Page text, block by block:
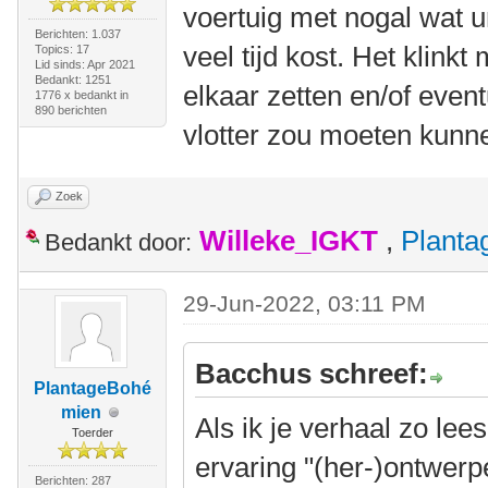
Berichten: 1.037
Topics: 17
Lid sinds: Apr 2021
Bedankt: 1251
1776 x bedankt in
890 berichten
voertuig met nogal wat
veel tijd kost. Het klinkt
elkaar zetten en/of
vlotter zou moeten
Zoek
Bedankt door: Willeke_IGKT ,
PlantageBohé
mien
Toerder
Berichten: 287
29-Jun-2022, 03:11 PM
Bacchus schreef:
Als ik je verhaal zo
ervaring "(her-